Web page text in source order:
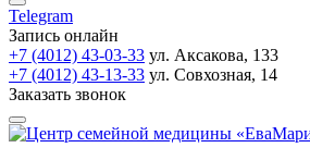
Telegram
Запись онлайн
+7 (4012) 43-03-33 ул. Аксакова, 133
+7 (4012) 43-13-33 ул. Совхозная, 14
Заказать звонок